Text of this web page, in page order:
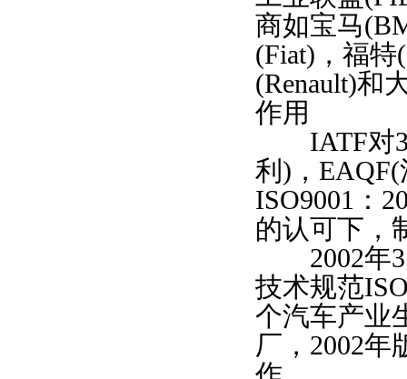
商如宝马
(Fiat)，福特
(Renault)和
作用
IATF对3
利)，
ISO9001：
的认可下，
2002年3
技术规范
个汽车产业
厂，2002年